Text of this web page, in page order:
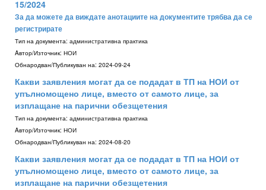
15/2024
За да можете да виждате анотациите на документите трябва да се
регистрирате
Тип на документа: административна практика
Aвтор/Източник: НОИ
Обнародван/Публикуван на: 2024-09-24
Какви заявления могат да се подадат в ТП на НОИ от
упълномощено лице, вместо от самото лице, за
изплащане на парични обезщетения
Тип на документа: административна практика
Aвтор/Източник: НОИ
Обнародван/Публикуван на: 2024-08-20
Какви заявления могат да се подадат в ТП на НОИ от
упълномощено лице, вместо от самото лице, за
изплащане на парични обезщетения